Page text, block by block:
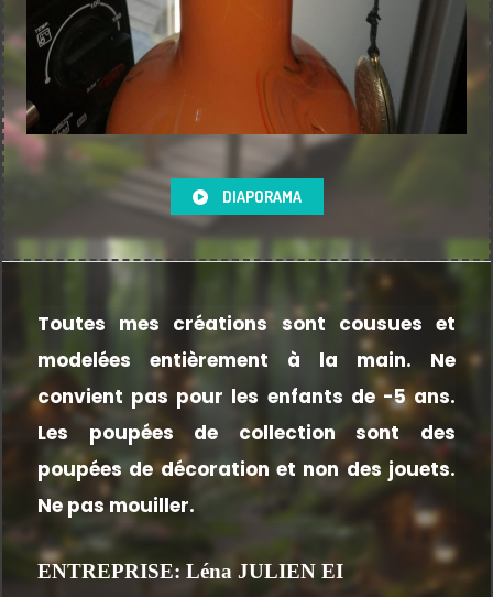
DIAPORAMA
Toutes mes créations sont cousues et
modelées entièrement à la main. Ne
convient pas pour les enfants de -5 ans.
Les poupées de collection sont des
poupées de décoration et non des jouets.
Ne pas mouiller.
ENTREPRISE: Léna JULIEN EI